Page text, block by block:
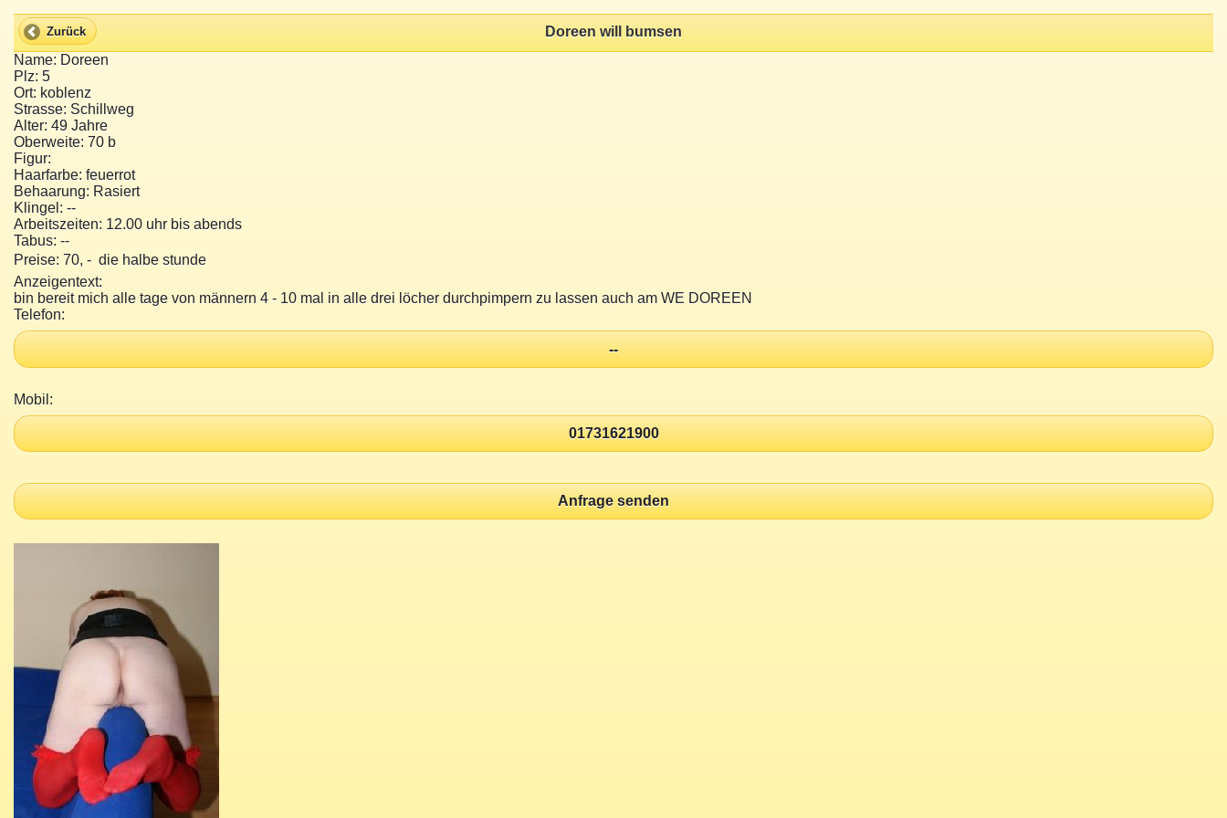
Zurück
Doreen will bumsen
Name: Doreen
Plz: 5
Ort: koblenz
Strasse: Schillweg
Alter: 49 Jahre
Oberweite: 70 b
Figur:
Haarfarbe: feuerrot
Behaarung: Rasiert
Klingel: --
Arbeitszeiten: 12.00 uhr bis abends
Tabus: --
Preise: 70, -  die halbe stunde
Anzeigentext:
bin bereit mich alle tage von männern 4 - 10 mal in alle drei löcher durchpimpern zu lassen auch am WE DOREEN
Telefon:
--
Mobil:
01731621900
Anfrage senden